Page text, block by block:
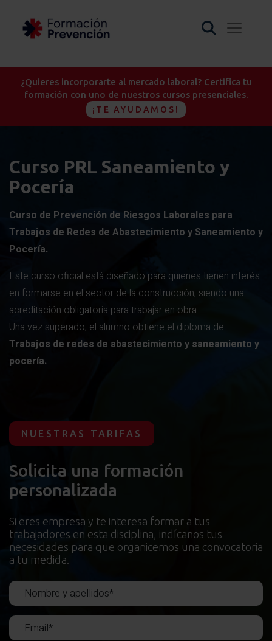
¿Quieres incorporarte al mercado laboral? Certifica tu
formación con uno de nuestros cursos presenciales.
¡TE AYUDAMOS!
Curso PRL Saneamiento y
Pocería
Curso de Prevención de Riesgos Laborales para
Trabajos de Redes de Abastecimiento y Saneamiento y
Pocería.
Este curso oficial está diseñado para quienes tienen interés
en formarse en el sector de la construcción, siendo una
acreditación obligatoria para trabajar en obra.
Una vez superado, el alumno obtiene el diploma de
Trabajos de redes de abastecimiento y saneamiento y
pocería.
NUESTRAS TARIFAS
Solicita una formación
personalizada
Si eres empresa y te interesa formar a tus
trabajadores en esta disciplina, indícanos tus
necesidades para que organicemos una convocatoria
a tu medida.